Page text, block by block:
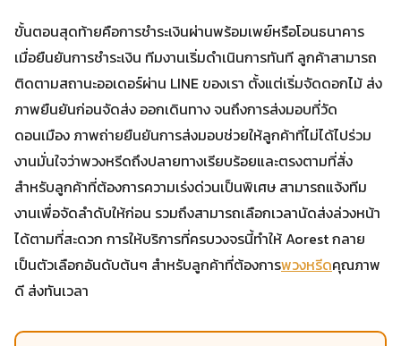
ขั้นตอนสุดท้ายคือการชำระเงินผ่านพร้อมเพย์หรือโอนธนาคาร
เมื่อยืนยันการชำระเงิน ทีมงานเริ่มดำเนินการทันที ลูกค้าสามารถ
ติดตามสถานะออเดอร์ผ่าน LINE ของเรา ตั้งแต่เริ่มจัดดอกไม้ ส่ง
ภาพยืนยันก่อนจัดส่ง ออกเดินทาง จนถึงการส่งมอบที่วัด
ดอนเมือง ภาพถ่ายยืนยันการส่งมอบช่วยให้ลูกค้าที่ไม่ได้ไปร่วม
งานมั่นใจว่าพวงหรีดถึงปลายทางเรียบร้อยและตรงตามที่สั่ง
สำหรับลูกค้าที่ต้องการความเร่งด่วนเป็นพิเศษ สามารถแจ้งทีม
งานเพื่อจัดลำดับให้ก่อน รวมถึงสามารถเลือกเวลานัดส่งล่วงหน้า
ได้ตามที่สะดวก การให้บริการที่ครบวงจรนี้ทำให้ Aorest กลาย
เป็นตัวเลือกอันดับต้นๆ สำหรับลูกค้าที่ต้องการพวงหรีดคุณภาพ
ดี ส่งทันเวลา